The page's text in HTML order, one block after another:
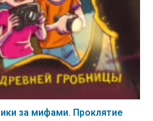
за мифами. Проклятие